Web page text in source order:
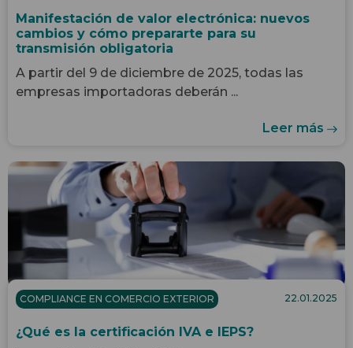
Manifestación de valor electrónica: nuevos
cambios y cómo prepararte para su
transmisión obligatoria
A partir del 9 de diciembre de 2025, todas las
empresas importadoras deberán ...
Leer más
COMPLIANCE EN COMERCIO EXTERIOR 22.01.2025
¿Qué es la certificación IVA e IEPS?